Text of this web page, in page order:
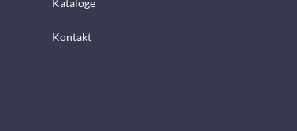
Kataloge
Kontakt